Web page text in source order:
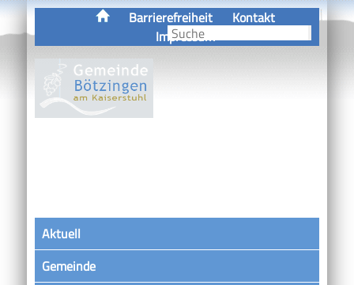
Barrierefreiheit
Kontakt
Impressum
Aktuell
Gemeinde